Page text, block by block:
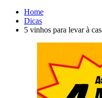
Home
Dicas
5 vinhos para levar à